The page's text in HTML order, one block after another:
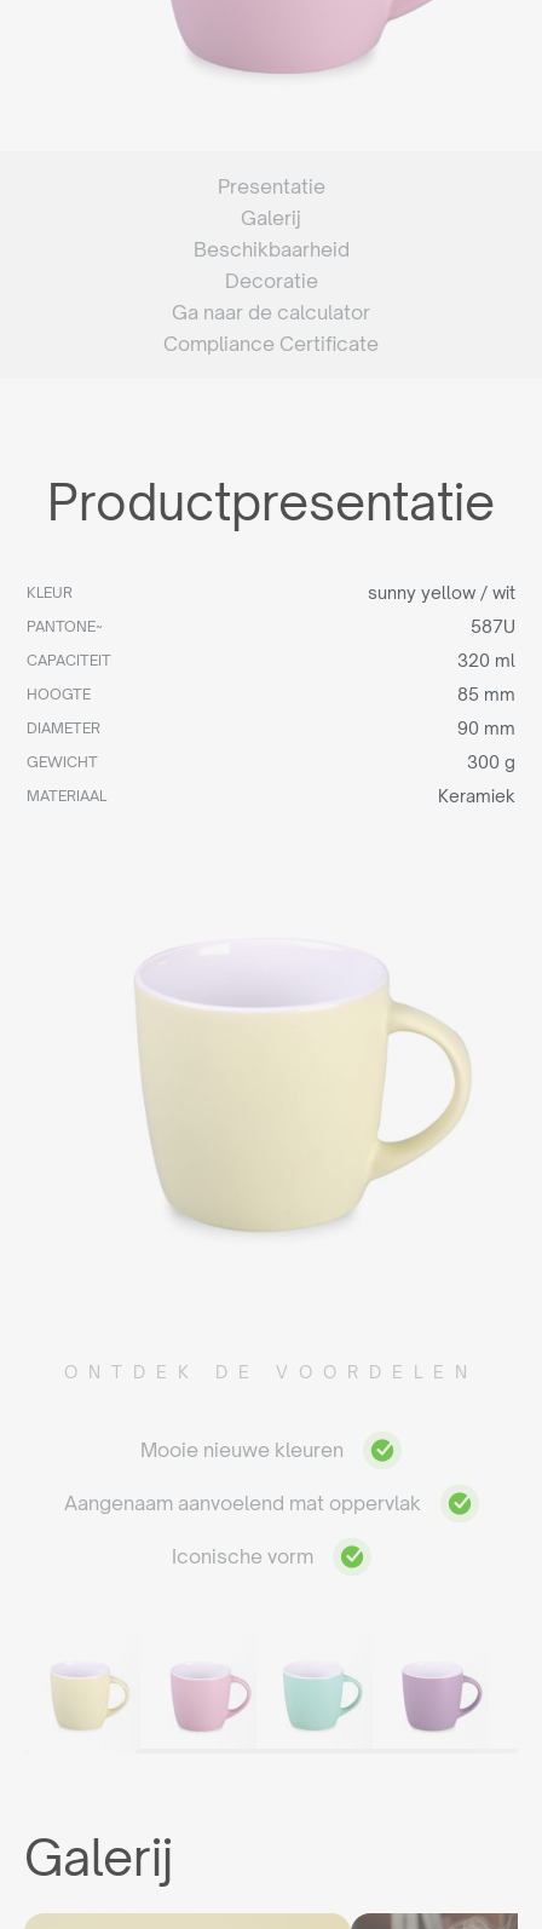
Presentatie
Galerij
Beschikbaarheid
Decoratie
Ga naar de calculator
Compliance Certificate
Productpresentatie
KLEUR sunny yellow / wit
PANTONE~ 587U
CAPACITEIT 320 ml
HOOGTE 85 mm
DIAMETER 90 mm
GEWICHT 300 g
MATERIAAL Keramiek
ONTDEK DE VOORDELEN
Mooie nieuwe kleuren
Aangenaam aanvoelend mat oppervlak
Iconische vorm
Galerij